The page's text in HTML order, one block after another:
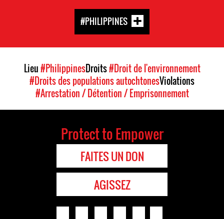
#PHILIPPINES
Lieu#PhilippinesDroits#Droit de l'environnement
#Droits des populations autochtonesViolations
#Arrestation / Détention / Emprisonnement
Protect to Empower
FAITES UN DON
AGISSEZ